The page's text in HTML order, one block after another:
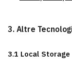
3. Altre
3.1 Local Storage